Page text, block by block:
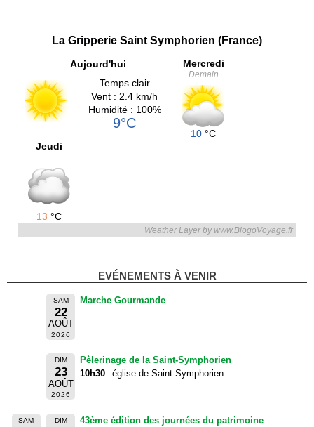
La Gripperie Saint Symphorien (France)
Aujourd'hui
Temps clair
Vent : 2.4 km/h
Humidité : 100%
9°C
Mercredi
Demain
10 °C
Jeudi
13 °C
Weather Layer by www.BlogoVoyage.fr
EVÉNEMENTS À VENIR
SAM
22
AOÛT
2026
Marche Gourmande
DIM
23
AOÛT
2026
Pèlerinage de la Saint-Symphorien
10h30
église de Saint-Symphorien
SAM DIM 43ème édition des journées du patrimoine